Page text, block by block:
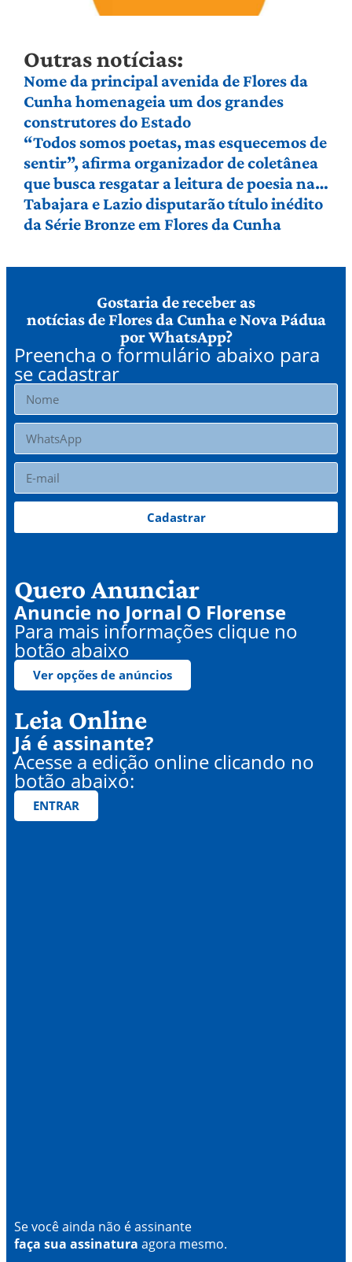
Outras notícias:
Nome da principal avenida de Flores da
Cunha homenageia um dos grandes
construtores do Estado
“Todos somos poetas, mas esquecemos de
sentir”, afirma organizador de coletânea
que busca resgatar a leitura de poesia na
Serra Gaúcha
Tabajara e Lazio disputarão título inédito
da Série Bronze em Flores da Cunha
Gostaria de receber as
notícias de Flores da Cunha e Nova Pádua
por WhatsApp?
Preencha o formulário abaixo para
se cadastrar
Cadastrar
Quero Anunciar
Anuncie no Jornal O Florense
Para mais informações clique no
botão abaixo
Ver opções de anúncios
Leia Online
Já é assinante?
Acesse a edição online clicando no
botão abaixo:
ENTRAR
Se você ainda não é assinante
faça sua assinatura agora mesmo.